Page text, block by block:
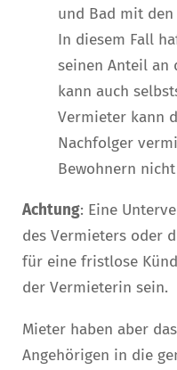
und Bad mit
In diesem Fall
seinen Anteil an
kann auch
Vermieter kann
Nachfolger
Bewohnern
Achtung: Eine
des Vermieters oder
für eine fristlose
der Vermieterin sein.
Mieter haben aber
Angehörigen in die